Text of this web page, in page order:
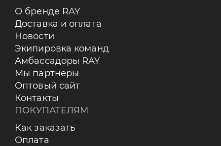
О бренде RAY
Доставка и оплата
Новости
Экипировка команд
Амбассадоры RAY
Мы партнеры
Оптовый сайт
Контакты
ПОКУПАТЕЛЯМ
Как заказать
Оплата